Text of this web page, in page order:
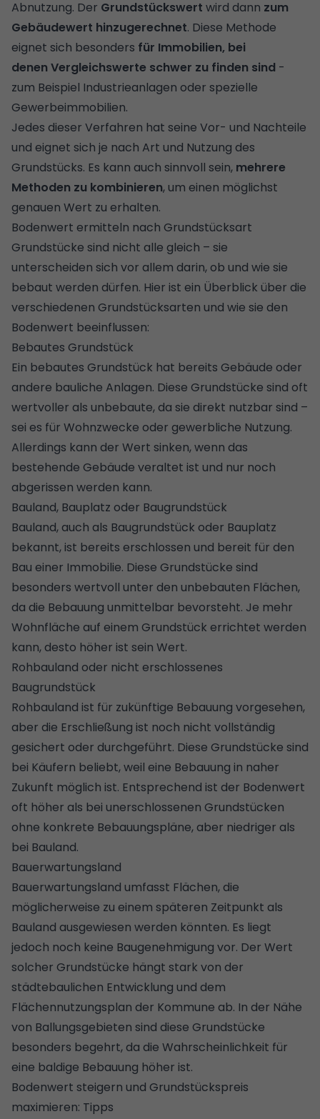
Abnutzung. Der Grundstückswert wird dann zum
Gebäudewert hinzugerechnet. Diese Methode
eignet sich besonders für Immobilien, bei
denen Vergleichswerte schwer zu finden sind -
zum Beispiel Industrieanlagen oder spezielle
Gewerbeimmobilien.
Jedes dieser Verfahren hat seine Vor- und Nachteile
und eignet sich je nach Art und Nutzung des
Grundstücks. Es kann auch sinnvoll sein, mehrere
Methoden zu kombinieren, um einen möglichst
genauen Wert zu erhalten.
Bodenwert ermitteln nach Grundstücksart
Grundstücke sind nicht alle gleich – sie
unterscheiden sich vor allem darin, ob und wie sie
bebaut werden dürfen. Hier ist ein Überblick über die
verschiedenen Grundstücksarten und wie sie den
Bodenwert beeinflussen:
Bebautes Grundstück
Ein bebautes Grundstück hat bereits Gebäude oder
andere bauliche Anlagen. Diese Grundstücke sind oft
wertvoller als unbebaute, da sie direkt nutzbar sind –
sei es für Wohnzwecke oder gewerbliche Nutzung.
Allerdings kann der Wert sinken, wenn das
bestehende Gebäude veraltet ist und nur noch
abgerissen werden kann.
Bauland, Bauplatz oder Baugrundstück
Bauland, auch als Baugrundstück oder Bauplatz
bekannt, ist bereits erschlossen und bereit für den
Bau einer Immobilie. Diese Grundstücke sind
besonders wertvoll unter den unbebauten Flächen,
da die Bebauung unmittelbar bevorsteht. Je mehr
Wohnfläche auf einem Grundstück errichtet werden
kann, desto höher ist sein Wert.
Rohbauland oder nicht erschlossenes
Baugrundstück
Rohbauland ist für zukünftige Bebauung vorgesehen,
aber die Erschließung ist noch nicht vollständig
gesichert oder durchgeführt. Diese Grundstücke sind
bei Käufern beliebt, weil eine Bebauung in naher
Zukunft möglich ist. Entsprechend ist der Bodenwert
oft höher als bei unerschlossenen Grundstücken
ohne konkrete Bebauungspläne, aber niedriger als
bei Bauland.
Bauerwartungsland
Bauerwartungsland umfasst Flächen, die
möglicherweise zu einem späteren Zeitpunkt als
Bauland ausgewiesen werden könnten. Es liegt
jedoch noch keine Baugenehmigung vor. Der Wert
solcher Grundstücke hängt stark von der
städtebaulichen Entwicklung und dem
Flächennutzungsplan der Kommune ab. In der Nähe
von Ballungsgebieten sind diese Grundstücke
besonders begehrt, da die Wahrscheinlichkeit für
eine baldige Bebauung höher ist.
Bodenwert steigern und Grundstückspreis
maximieren: Tipps